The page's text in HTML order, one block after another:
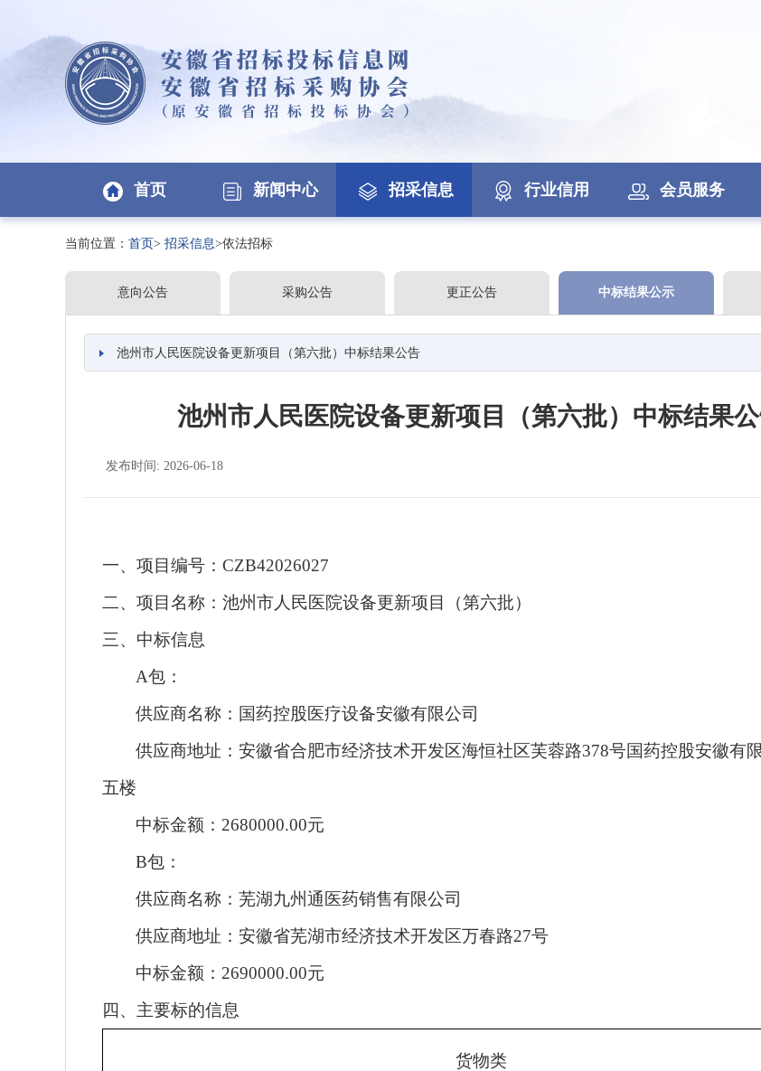
首页 新闻中心 招采信息 行业信用 会员服务
当前位置： 首页> 招采信息>依法招标
意向公告 采购公告 更正公告 中标结果公示
池州市人民医院设备更新项目（第六批）中标结果公告
池州市人民医院设备更新项目（第六批）中标结果
发布时间: 2026-06-18
一、项目编号： CZB42026027
二、项目名称： 池州市人民医院设备更新项目（第六批）
三、 中标信息
A包：
供应商名称：国药控股医疗设备安徽有限公司
供应商地址：安徽省合肥市经济技术开发区海恒社区芙蓉路378号国药控股安徽有
五楼
中标金额： 2680000.00元
B包：
供应商名称：芜湖九州通医药销售有限公司
供应商地址：安徽省芜湖市经济技术开发区万春路27号
中标金额： 2690000.00元
四、 主要标的信息
货物类